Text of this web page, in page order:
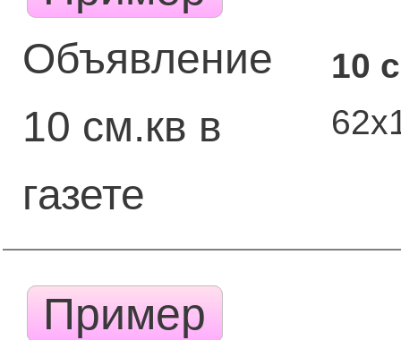
Объявление
10 см.кв в
газете
10
Пример